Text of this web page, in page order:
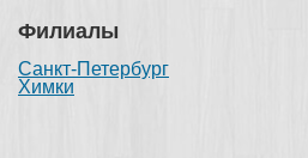
Филиалы
Санкт-Петербург
Химки